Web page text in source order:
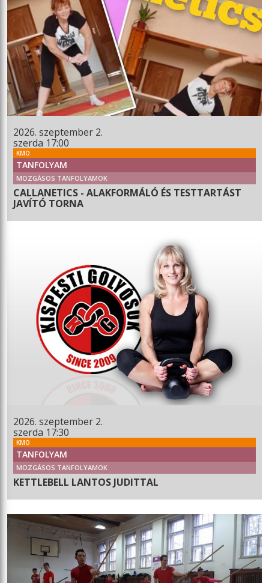
2026. szeptember 2.
szerda 17:00
KMO
TANFOLYAM
MOZGÁSOS TANFOLYAMOK
CALLANETICS - ALAKFORMÁLÓ ÉS TESTTARTÁST
JAVÍTÓ TORNA
2026. szeptember 2.
szerda 17:30
KMO
TANFOLYAM
MOZGÁSOS TANFOLYAMOK
KETTLEBELL LANTOS JUDITTAL